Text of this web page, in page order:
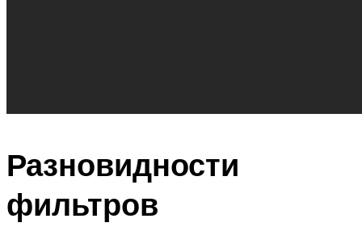
Разновидности
фильтров